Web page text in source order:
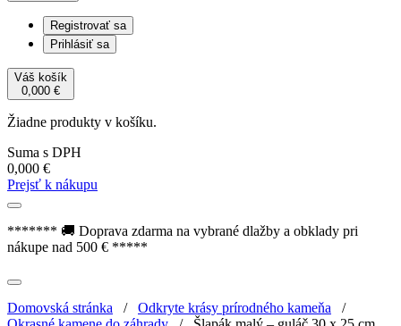
Registrovať sa
Prihlásiť sa
Váš košík
0,000 €
Žiadne produkty v košíku.
Suma s DPH
0,000 €
Prejsť k nákupu
******* 🚚 Doprava zdarma na vybrané dlažby a obklady pri
nákupe nad 500 € *****
Domovská stránka / Odkryte krásy prírodného kameňa /